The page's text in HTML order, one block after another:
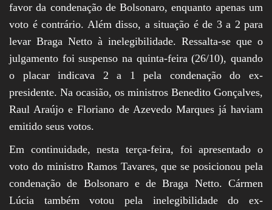
favor da condenação de Bolsonaro, enquanto apenas um
voto é contrário. Além disso, a situação é de 3 a 2 para
levar Braga Netto à inelegibilidade. Ressalta-se que o
julgamento foi suspenso na quinta-feira (26/10), quando
o placar indicava 2 a 1 pela condenação do ex-
presidente. Na ocasião, os ministros Benedito Gonçalves,
Raul Araújo e Floriano de Azevedo Marques já haviam
emitido seus votos.
Em continuidade, nesta terça-feira, foi apresentado o
voto do ministro Ramos Tavares, que se posicionou pela
condenação de Bolsonaro e de Braga Netto. Cármen
Lúcia também votou pela inelegibilidade do ex-